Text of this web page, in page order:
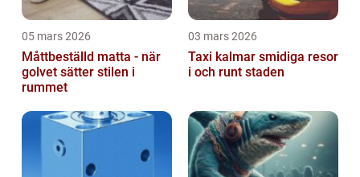
05 mars 2026
Måttbeställd matta - när
golvet sätter stilen i
rummet
03 mars 2026
Taxi kalmar smidiga resor
i och runt staden